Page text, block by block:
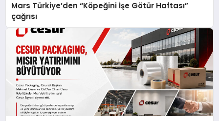
Mars Türkiye’den “Köpeğini İşe Götür Haftası”
çağrısı